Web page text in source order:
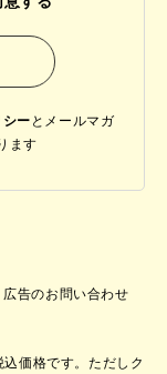
ー と メールマガ
ます
広告のお問い合わせ
価格です。ただしク